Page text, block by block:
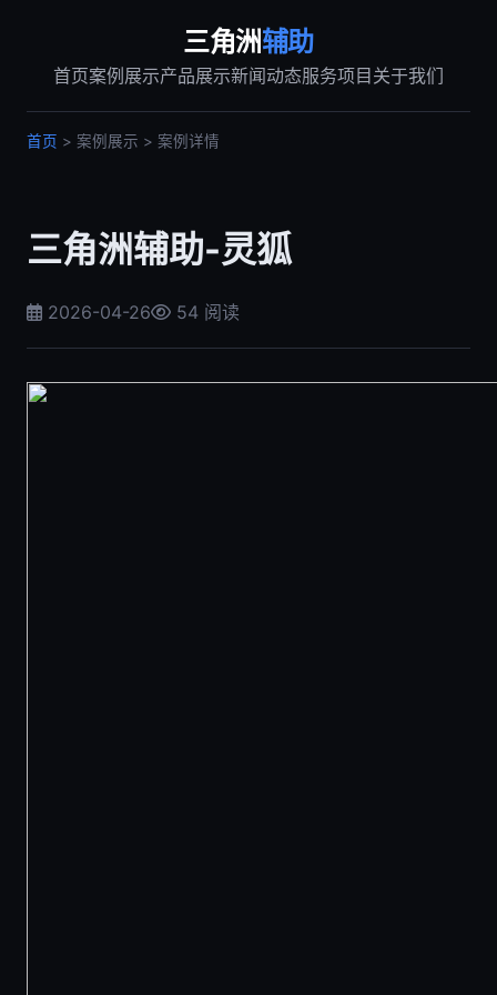
三角洲辅助
首页案例展示产品展示新闻动态服务项目 关于我们
首页 > 案例展示 > 案例详情
三角洲辅助-灵狐
2026-04-26 54 阅读